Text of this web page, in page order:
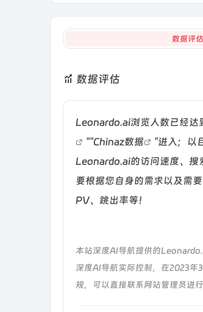
数据评估
数据评估
Leonardo.ai浏览人数已经达
""Chinaz数据
"进入；以
Leonardo.ai的访问速度、搜
要根据您自身的需求以及需
PV、跳出率等！
本站深度AI导航提供的
深度AI导航实际控制，在2023年
规，可以直接联系网站管理员进